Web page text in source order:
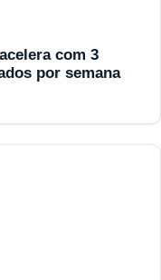
com 3
por semana